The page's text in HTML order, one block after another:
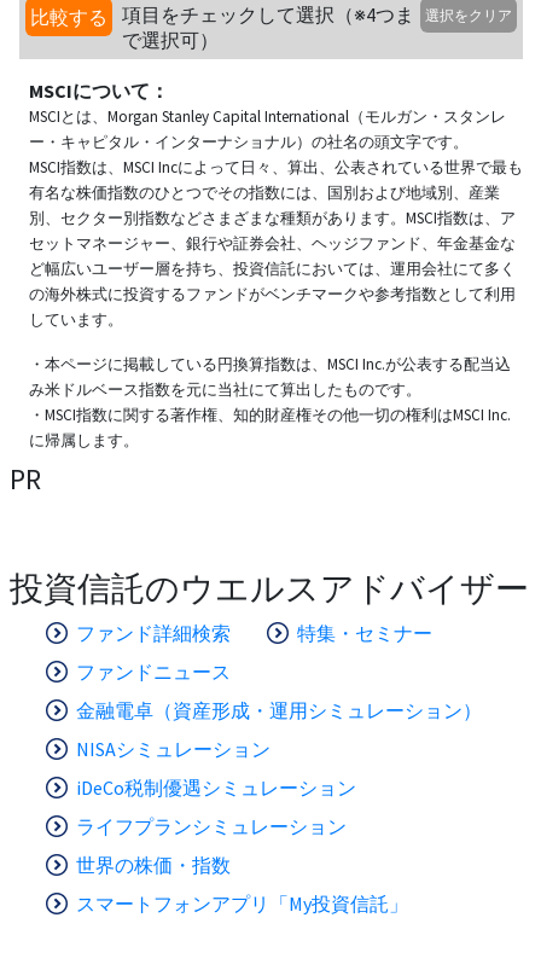
比較する
項目をチェックして選択（※4つま
で選択可）
選択をクリア
MSCIについて：
MSCIとは、Morgan Stanley Capital International（モルガン・スタンレ
ー・キャピタル・インターナショナル）の社名の頭文字です。
MSCI指数は、MSCI Incによって日々、算出、公表されている世界で最も
有名な株価指数のひとつでその指数には、国別および地域別、産業
別、セクター別指数などさまざまな種類があります。MSCI指数は、ア
セットマネージャー、銀行や証券会社、ヘッジファンド、年金基金な
ど幅広いユーザー層を持ち、投資信託においては、運用会社にて多く
の海外株式に投資するファンドがベンチマークや参考指数として利用
しています。
・本ページに掲載している円換算指数は、MSCI Inc.が公表する配当込
み米ドルベース指数を元に当社にて算出したものです。
・MSCI指数に関する著作権、知的財産権その他一切の権利はMSCI Inc.
に帰属します。
PR
投資信託のウエルスアドバイザー
ファンド詳細検索
特集・セミナー
ファンドニュース
金融電卓（資産形成・運用シミュレーション）
NISAシミュレーション
iDeCo税制優遇シミュレーション
ライフプランシミュレーション
世界の株価・指数
スマートフォンアプリ「My投資信託」